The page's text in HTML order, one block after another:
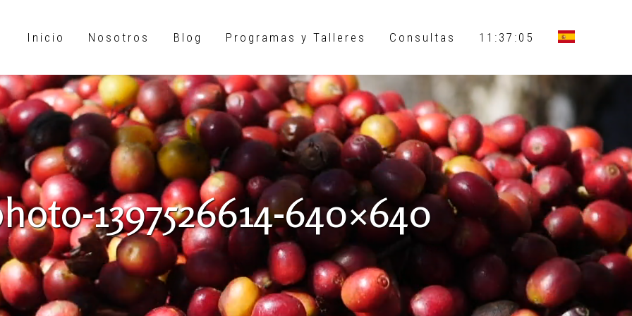
Inicio Nosotros Blog Programas y Talleres Consultas 11:37:06
1397526614-640×640